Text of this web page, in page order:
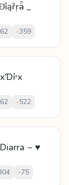
_
-359
xƊỉᵃx
-522
~ ♥
-75